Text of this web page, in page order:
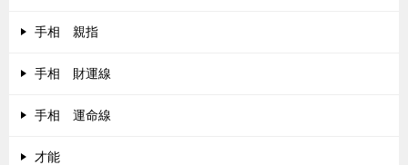
手相 親指
手相 財運線
手相 運命線
才能